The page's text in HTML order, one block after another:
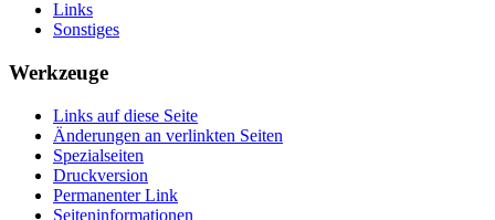
Links
Sonstiges
Werkzeuge
Links auf diese Seite
Änderungen an verlinkten Seiten
Spezialseiten
Druckversion
Permanenter Link
Seiten­­informationen